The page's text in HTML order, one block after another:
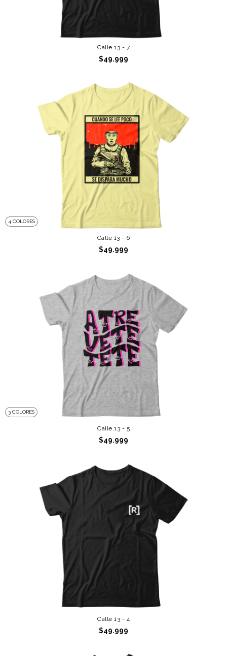
Calle 13 - 7
$49.999
4 COLORES
Calle 13 - 6
$49.999
3 COLORES
Calle 13 - 5
$49.999
Calle 13 - 4
$49.999